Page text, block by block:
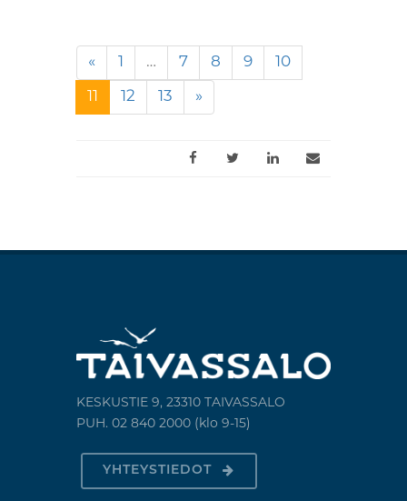
« … 7 8 9 10
(nykyinen)
12 13 »
KESKUSTIE 9, 23310 TAIVASSALO
PUH. 02 840 2000 (klo 9-15)
YHTEYSTIEDOT